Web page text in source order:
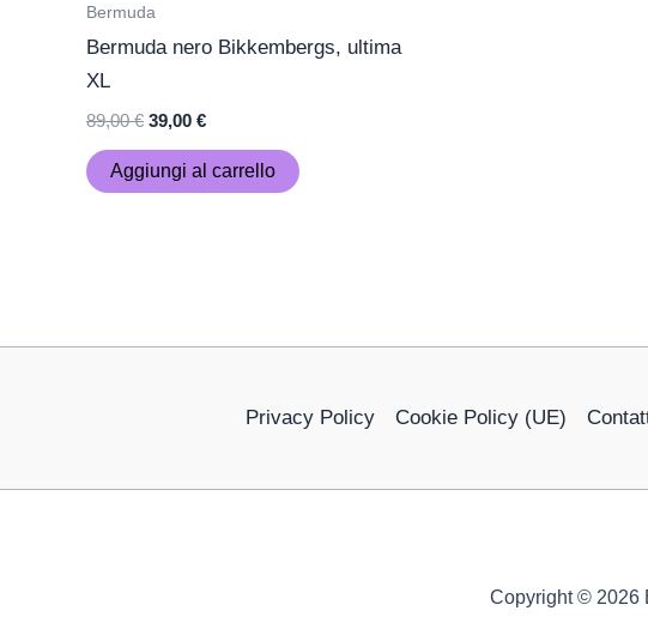
Bermuda
Bermuda nero Bikkembergs, ultima
XL
89,00€ 39,00 €
Aggiungi al carrello
Privacy Policy Cookie Policy (UE)
Copyright © 2026